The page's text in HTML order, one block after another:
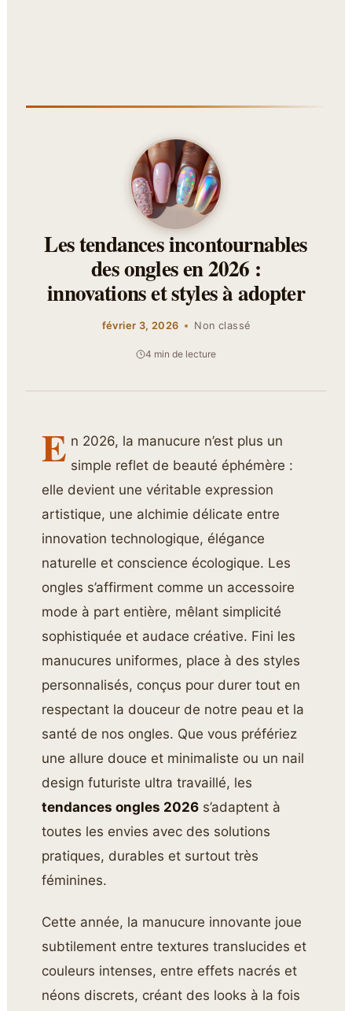
Les tendances incontournables
des ongles en 2026 :
innovations et styles à adopter
février 3, 2026 Non classé
4 min de lecture
E n 2026, la manucure n’est plus un
simple reflet de beauté éphémère :
elle devient une véritable expression
artistique, une alchimie délicate entre
innovation technologique, élégance
naturelle et conscience écologique. Les
ongles s’affirment comme un accessoire
mode à part entière, mêlant simplicité
sophistiquée et audace créative. Fini les
manucures uniformes, place à des styles
personnalisés, conçus pour durer tout en
respectant la douceur de notre peau et la
santé de nos ongles. Que vous préfériez
une allure douce et minimaliste ou un nail
design futuriste ultra travaillé, les
tendances ongles 2026 s’adaptent à
toutes les envies avec des solutions
pratiques, durables et surtout très
féminines.
Cette année, la manucure innovante joue
subtilement entre textures translucides et
couleurs intenses, entre effets nacrés et
néons discrets, créant des looks à la fois